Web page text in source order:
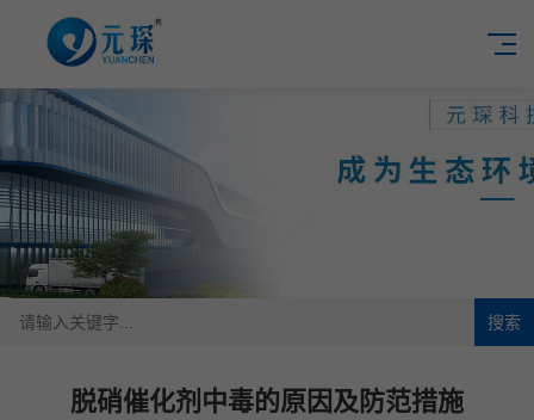
搜索
​脱硝催化剂中毒的原因及防范措施